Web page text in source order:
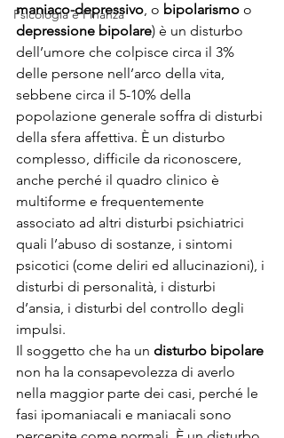
Psicologia e Finanza
maniaco-depressivo, o bipolarismo o
depressione bipolare) è un disturbo
dell’umore che colpisce circa il 3%
delle persone nell’arco della vita,
sebbene circa il 5-10% della
popolazione generale soffra di disturbi
della sfera affettiva. È un disturbo
complesso, difficile da riconoscere,
anche perché il quadro clinico è
multiforme e frequentemente
associato ad altri disturbi psichiatrici
quali l’abuso di sostanze, i sintomi
psicotici (come deliri ed allucinazioni), i
disturbi di personalità, i disturbi
d’ansia, i disturbi del controllo degli
impulsi.
Il soggetto che ha un disturbo bipolare
non ha la consapevolezza di averlo
nella maggior parte dei casi, perché le
fasi ipomaniacali e maniacali sono